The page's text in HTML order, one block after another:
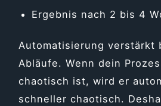
Ergebnis nach 2 bis 4
Automatisierung verstärkt
Abläufe. Wenn dein
chaotisch ist, wird er
schneller chaotisch.